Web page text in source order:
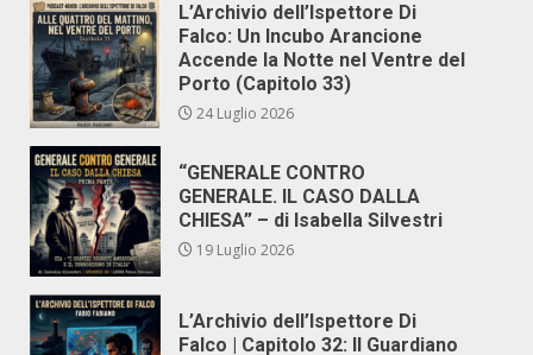
L’Archivio dell’Ispettore Di
Falco: Un Incubo Arancione
Accende la Notte nel Ventre del
Porto (Capitolo 33)
24 Luglio 2026
“GENERALE CONTRO
GENERALE. IL CASO DALLA
CHIESA” – di Isabella Silvestri
19 Luglio 2026
L’Archivio dell’Ispettore Di
Falco | Capitolo 32: Il Guardiano